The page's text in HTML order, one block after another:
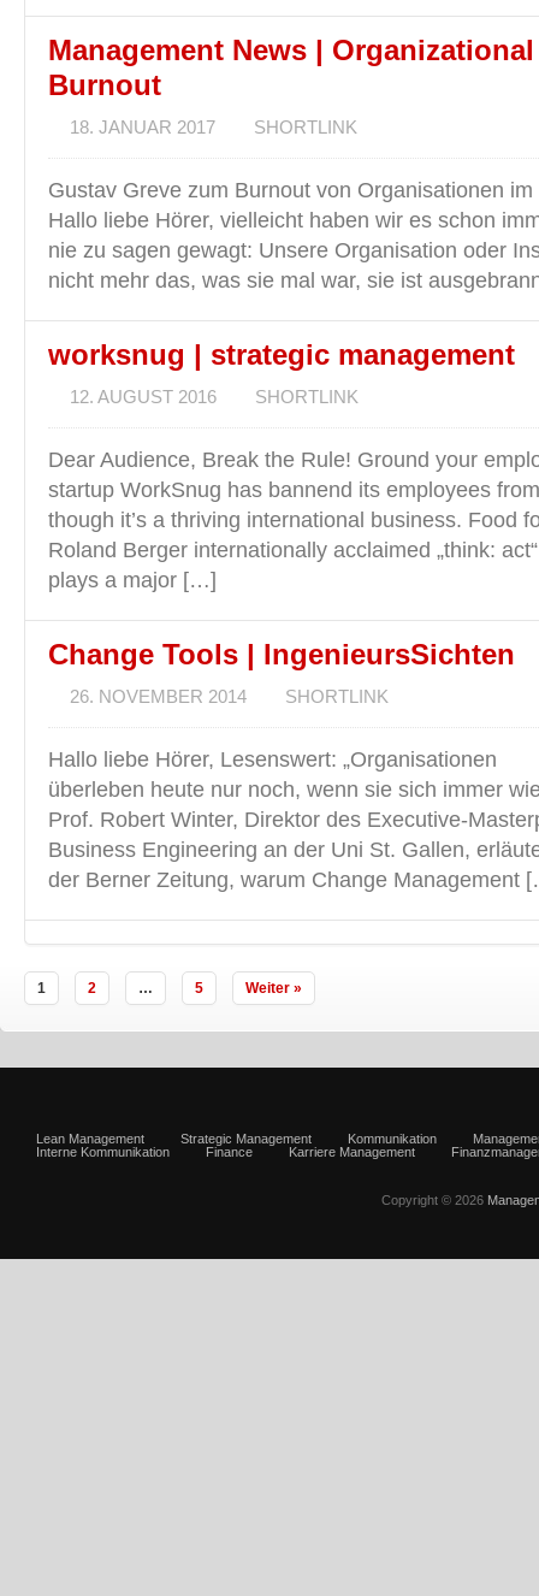
Management News | Organizational
Burnout
18. JANUAR 2017 SHORTLINK
Gustav Greve zum Burnout von Organisationen
Hallo liebe Hörer, vielleicht haben wir es schon
nie zu sagen gewagt: Unsere Organisation oder
nicht mehr das, was sie mal war, sie ist
worksnug | strategic management
12. AUGUST 2016 SHORTLINK
Dear Audience, Break the Rule! Ground your
startup WorkSnug has bannend its employees
though it’s a thriving international business. Food
Roland Berger internationally acclaimed „think:
plays a major […]
Change Tools | IngenieursSichten
26. NOVEMBER 2014 SHORTLINK
Hallo liebe Hörer, Lesenswert: „Organisationen
überleben heute nur noch, wenn sie sich immer
Prof. Robert Winter, Direktor des Executive-
Business Engineering an der Uni St. Gallen,
der Berner Zeitung, warum Change Management
1 2 … 5 Weiter »
Lean Management Strategic Management Kommunikation
Interne Kommunikation
Finance Karriere Management
Copyright © 2026